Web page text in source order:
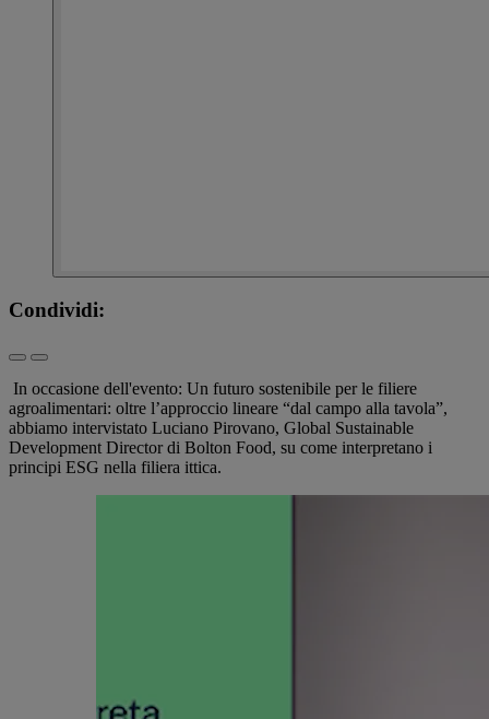
Condividi:
In occasione dell'evento: Un futuro sostenibile per le filiere
agroalimentari: oltre l’approccio lineare “dal campo alla tavola”,
abbiamo intervistato Luciano Pirovano, Global Sustainable
Development Director di Bolton Food, su come interpretano i
principi ESG nella filiera ittica.